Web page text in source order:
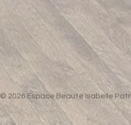
© 2026 Espace Beauté Isabelle